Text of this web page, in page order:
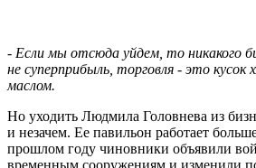
- Если мы отсюда уйдем, то никакого
не суперприбыль, торговля - это кусок
маслом.
Но уходить Людмила Головнева из
и незачем. Ее павильон работает
прошлом году чиновники объявили
временным сооружениям и изменили